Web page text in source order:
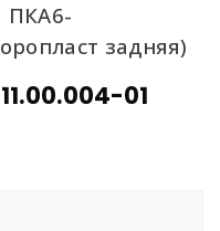
ПКА6-
задняя)
01